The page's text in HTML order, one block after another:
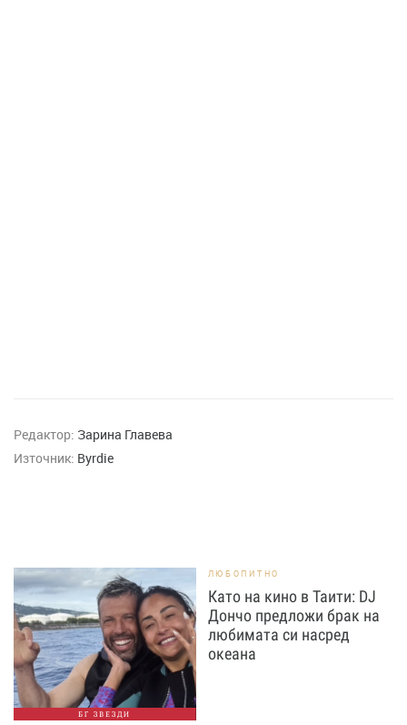
Редактор: Зарина Главева
Източник: Byrdie
БГ ЗВЕЗДИ
ЛЮБОПИТНО
Като на кино в Таити: DJ
Дончо предложи брак на
любимата си насред
океана